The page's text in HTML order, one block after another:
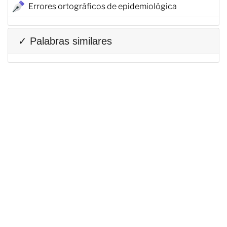
Errores ortográficos de epidemiológica
✓ Palabras similares